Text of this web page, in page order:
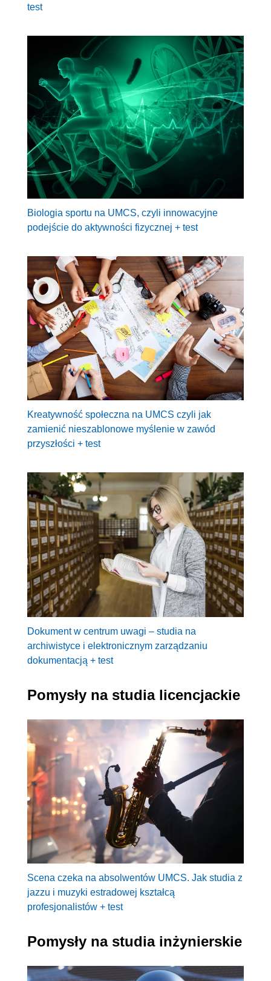
test
Biologia sportu na UMCS, czyli innowacyjne
podejście do aktywności fizycznej + test
Kreatywność społeczna na UMCS czyli jak
zamienić nieszablonowe myślenie w zawód
przyszłości + test
Dokument w centrum uwagi – studia na
archiwistyce i elektronicznym zarządzaniu
dokumentacją + test
Pomysły na studia licencjackie
Scena czeka na absolwentów UMCS. Jak studia z
jazzu i muzyki estradowej kształcą
profesjonalistów + test
Pomysły na studia inżynierskie